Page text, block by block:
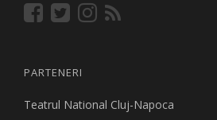
PARTENERI
Teatrul National Cluj-Napoca